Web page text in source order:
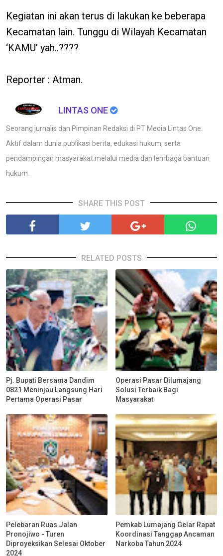
Kegiatan ini akan terus di lakukan ke beberapa
Kecamatan lain. Tunggu di Wilayah Kecamatan
‘KAMU’ yah..????
Reporter : Atman.
LINTAS ONE
Seorang jurnalis dan Pimpinan Redaksi di PT Media Lintas One.
Aktif dalam dunia publikasi berita, edukasi hukum, serta
pendampingan masyarakat melalui media dan lembaga bantuan
hukum.
SHARE THIS POST
RELATED POSTS
Pj. Bupati Bersama Dandim
0821 Meninjau Langsung Hari
Pertama Operasi Pasar
Operasi Pasar Dilumajang
Solusi Terbaik Bagi
Masyarakat
Pelebaran Ruas Jalan
Pronojiwo - Turen
Diproyeksikan Selesai Oktober
2024
Pemkab Lumajang Gelar Rapat
Koordinasi Tanggap Ancaman
Narkoba Tahun 2024